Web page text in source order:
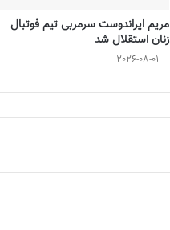
مریم ایراندوست سرمربی تیم فوتبال
زنان استقلال شد
2026-08-01